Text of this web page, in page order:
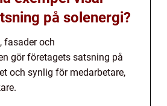
på solenergi?
fasader och
gör företagets satsning på
och synlig för medarbetare,